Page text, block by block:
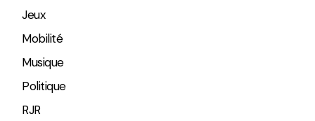
Jeux
Mobilité
Musique
Politique
RJR